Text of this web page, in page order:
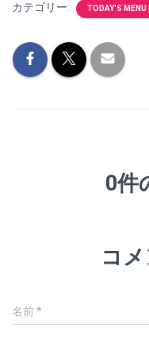
カテゴリー: TODAY'S MENU
0件
コ
名前*